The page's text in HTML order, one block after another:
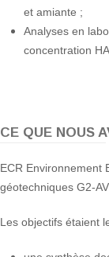
et amiante ;
Analyses en
concentration
CE QUE NOUS
ECR Environnement
géotechniques G2-
Les objectifs étaient